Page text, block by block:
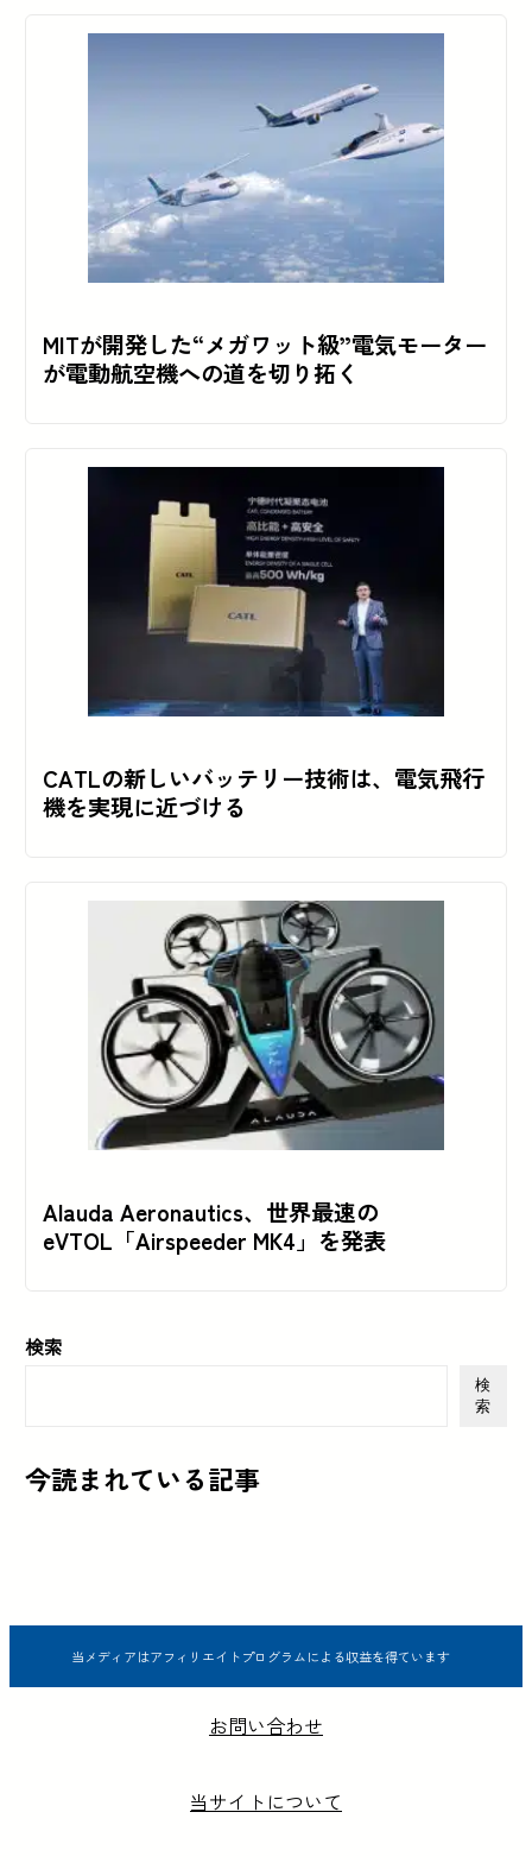
MITが開発した“メガワット級”電気モーター
が電動航空機への道を切り拓く
CATLの新しいバッテリー技術は、電気飛行
機を実現に近づける
Alauda Aeronautics、世界最速の
eVTOL「Airspeeder MK4」を発表
検索
検
索
今読まれている記事
当メディアはアフィリエイトプログラムによる収益を得ています
お問い合わせ
当サイトについて